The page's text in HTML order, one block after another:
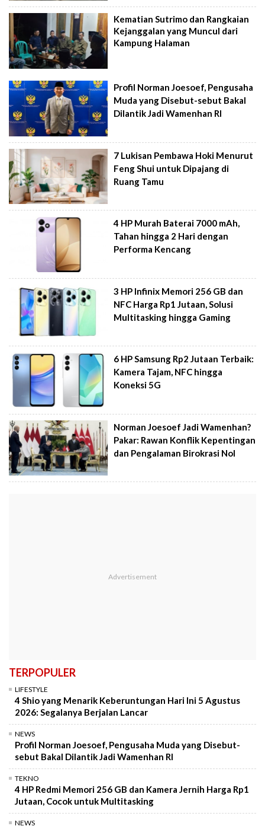
Kematian Sutrimo dan Rangkaian
Kejanggalan yang Muncul dari
Kampung Halaman
Profil Norman Joesoef, Pengusaha
Muda yang Disebut-sebut Bakal
Dilantik Jadi Wamenhan RI
7 Lukisan Pembawa Hoki Menurut
Feng Shui untuk Dipajang di
Ruang Tamu
4 HP Murah Baterai 7000 mAh,
Tahan hingga 2 Hari dengan
Performa Kencang
3 HP Infinix Memori 256 GB dan
NFC Harga Rp1 Jutaan, Solusi
Multitasking hingga Gaming
6 HP Samsung Rp2 Jutaan Terbaik:
Kamera Tajam, NFC hingga
Koneksi 5G
Norman Joesoef Jadi Wamenhan?
Pakar: Rawan Konflik Kepentingan
dan Pengalaman Birokrasi Nol
TERPOPULER
LIFESTYLE
4 Shio yang Menarik Keberuntungan Hari Ini 5 Agustus
2026: Segalanya Berjalan Lancar
NEWS
Profil Norman Joesoef, Pengusaha Muda yang Disebut-
sebut Bakal Dilantik Jadi Wamenhan RI
TEKNO
4 HP Redmi Memori 256 GB dan Kamera Jernih Harga Rp1
Jutaan, Cocok untuk Multitasking
NEWS